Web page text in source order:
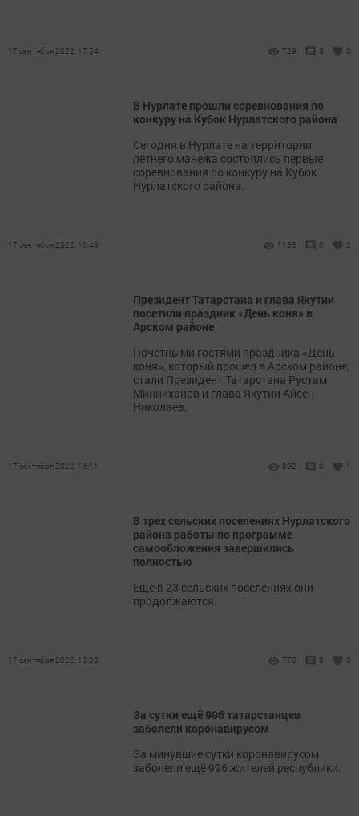
17 сентября 2022, 17:54 729 0 0
В Нурлате прошли соревнования по
конкуру на Кубок Нурлатского района
Сегодня в Нурлате на территории
летнего манежа состоялись первые
соревнования по конкуру на Кубок
Нурлатского района.
17 сентября 2022, 16:43 1138 0 2
Президент Татарстана и глава Якутии
посетили праздник «День коня» в
Арском районе
Почетными гостями праздника «День
коня», который прошел в Арском районе,
стали Президент Татарстана Рустам
Минниханов и глава Якутии Айсен
Николаев.
17 сентября 2022, 16:11 892 0 1
В трех сельских поселениях Нурлатского
района работы по программе
самообложения завершились
полностью
Еще в 23 сельских поселениях они
продолжаются.
17 сентября 2022, 13:33 770 0 0
За сутки ещё 996 татарстанцев
заболели коронавирусом
За минувшие сутки коронавирусом
заболели ещё 996 жителей республики.